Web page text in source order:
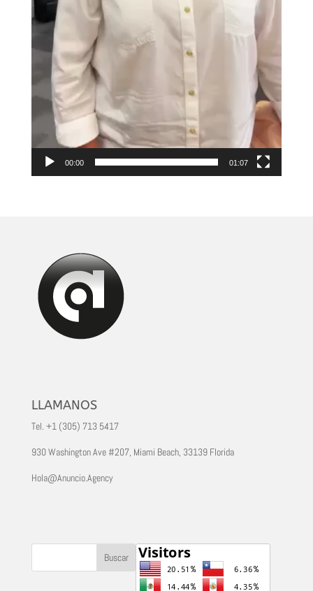
00:00 01:07
LLAMANOS
Tel. +1 (305) 713 5417
930 Washington Ave #207, Miami Beach, 33139 Florida
Hola@Anuncio.Agency